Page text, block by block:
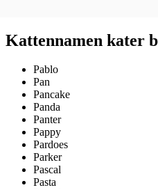
Kattennamen kater
Pablo
Pan
Pancake
Panda
Panter
Pappy
Pardoes
Parker
Pascal
Pasta